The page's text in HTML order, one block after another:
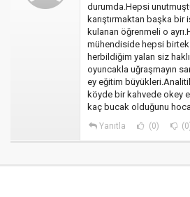
durumda.Hepsi
karıştırmaktan başka bir
kulanan öğrenmeli o
mühendiside hepsi
herbildiğim yalan siz
oyuncakla uğraşmayın
ey eğitim
köyde bir kahvede okey
kaç bucak olduğunu hoca
Yanıtla (0)